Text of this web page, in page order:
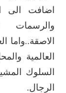
اضافت الى
والرسمات
العالمية
السلوك
الرجال.‏